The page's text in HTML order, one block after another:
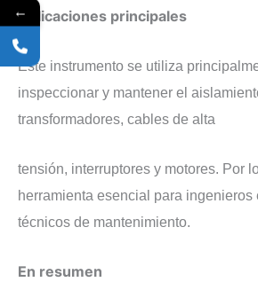
​Aplicaciones principales
​Este instrumento se utiliza
inspeccionar y mantener el
transformadores, cables de alta
tensión, interruptores y motores. Por
herramienta esencial para ingenieros
técnicos de mantenimiento.
En resumen
←